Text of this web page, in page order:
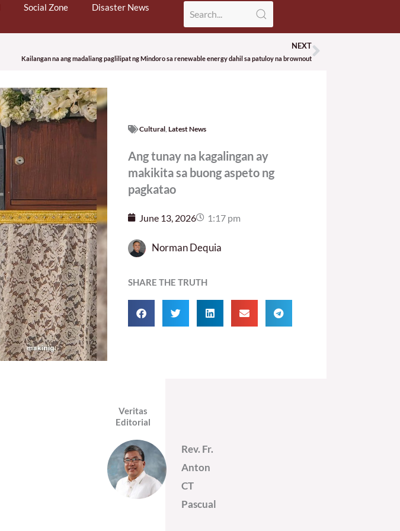
Social Zone Disaster News
NEXT
Kailangan na ang madaliang paglilipat ng Mindoro sa renewable energy dahil sa patuloy na brownoutNext
Cultural, Latest News
Ang tunay na kagalingan ay
makikita sa buong aspeto ng
pagkatao
June 13, 2026 1:17 pm
Norman Dequia
SHARE THE TRUTH
Veritas
Editorial
Rev. Fr.
Anton
CT
Pascual